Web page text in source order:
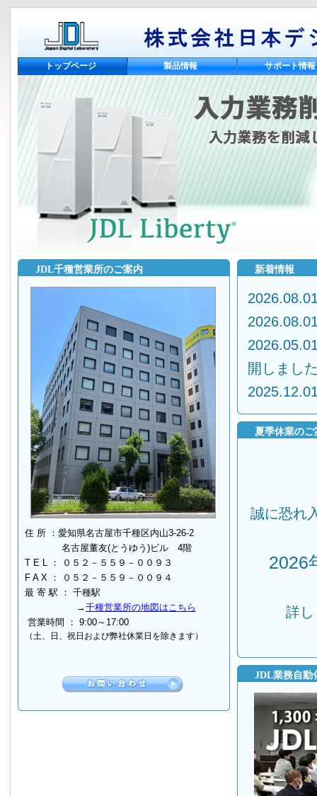
トップページ 製品情報 サポート情報
新着情報
開しまし
夏季休業のご
誠に恐れ
2026
詳
JDL業務自動
JDL千種営業所のご案内
住 所 ：愛知県名古屋市千種区内山3-26-2
名古屋董友(とうゆう)ビル 4階
T E L ： ０５２－５５９－００９３
F A X ： ０５２－５５９－００９４
最 寄 駅 ： 千種駅
→千種営業所の地図はこちら
営業時間 ： 9:00～17:00
（土、日、祝日および弊社休業日を除きます）